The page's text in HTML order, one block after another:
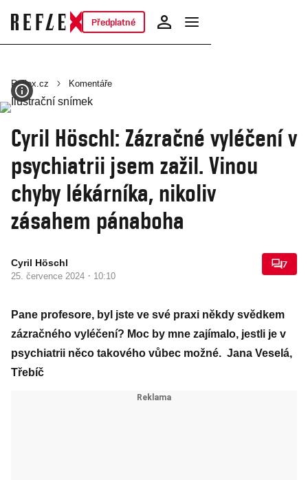
Předplatné
Reflex.cz Komentáře
Cyril Höschl: Zázračné vyléčení v
psychiatrii jsem zažil. Vinou
chyby lékárníka, nikoliv
zásahem pánaboha
Cyril Höschl
25. července 2024 · 10:10
7
Pane profesore, byl jste ve své praxi někdy svědkem
zázračného vyléčení? Moc by mne zajímalo, jestli je v
psychiatrii něco takového vůbec možné. Jana Veselá,
Třebíč